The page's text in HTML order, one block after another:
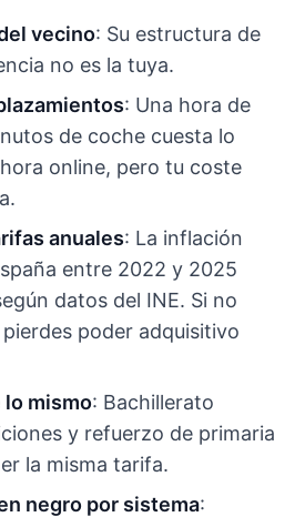
vecino: Su estructura de
no es la tuya.
: Una hora de
de coche cuesta lo
online, pero tu coste
anuales: La inflación
entre 2022 y 2025
datos del INE. Si no
poder adquisitivo
lo mismo: Bachillerato
y refuerzo de primaria
la misma tarifa.
negro por sistema: